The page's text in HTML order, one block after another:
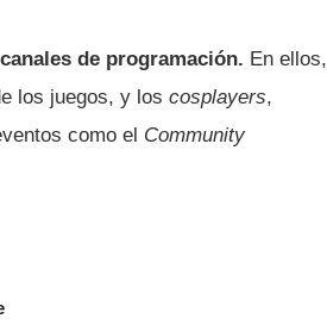
de programación. En ellos,
los juegos, y los cosplayers,
como el Community